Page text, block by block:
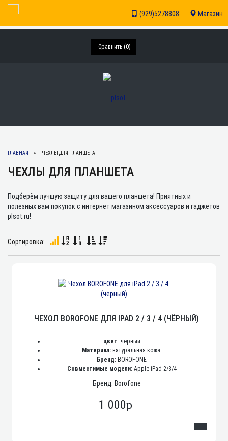
Сравнить (0)
Магазин
(929)5278808
Toggle Navigation
ГЛАВНАЯ ЧЕХЛЫ ДЛЯ ПЛАНШЕТА
ЧЕХЛЫ ДЛЯ ПЛАНШЕТА
Подберём лучшую защиту для вашего планшета! Приятных и
полезных вам покупок с интернет магазином аксессуаров и гаджетов
plsot.ru!
Сортировка:
ЧЕХОЛ BOROFONE ДЛЯ IPAD 2 / 3 / 4 (ЧЁРНЫЙ)
цвет: чёрный
Материал: натуральная кожа
Бренд: BOROFONE
Совместимые модели: Apple iPad 2/3/4
Бренд: Borofone
1 000p